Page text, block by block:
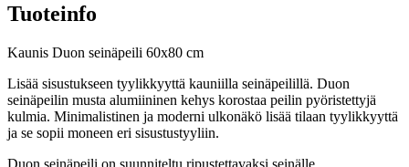
Tuoteinfo
Kaunis Duon seinäpeili 60x80 cm
Lisää sisustukseen tyylikkyyttä kauniilla seinäpeilillä. Duon
seinäpeilin musta alumiininen kehys korostaa peilin pyöristettyjä
kulmia. Minimalistinen ja moderni ulkonäkö lisää tilaan tyylikkyyttä
ja se sopii moneen eri sisustustyyliin.